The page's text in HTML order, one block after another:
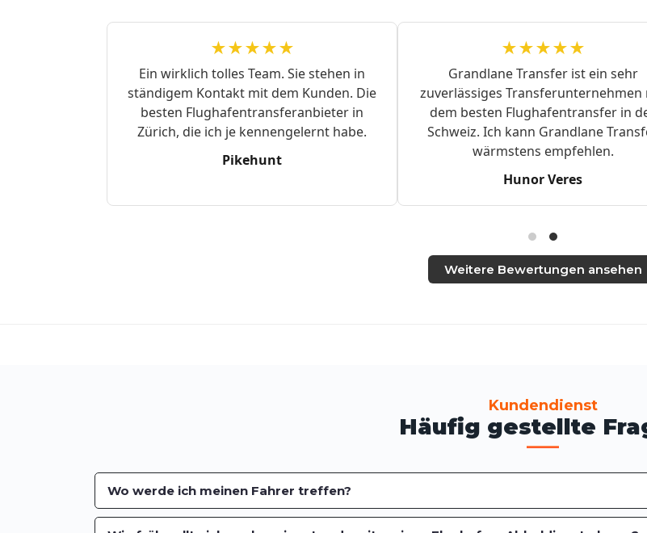
★★★★★
Ein wirklich tolles Team. Sie stehen in
ständigem Kontakt mit dem Kunden. Die
besten Flughafentransferanbieter in
Zürich, die ich je kennengelernt habe.
Pikehunt
★★★★★
Grandlane Transfer ist ein sehr
zuverlässiges Transferunternehmen
dem besten Flughafentransfer in
Schweiz. Ich kann Grandlane
wärmstens empfehlen.
Hunor Veres
Weitere Bewertungen ansehen
Kundendienst
Häufig gestellte
Wo werde ich meinen Fahrer treffen?